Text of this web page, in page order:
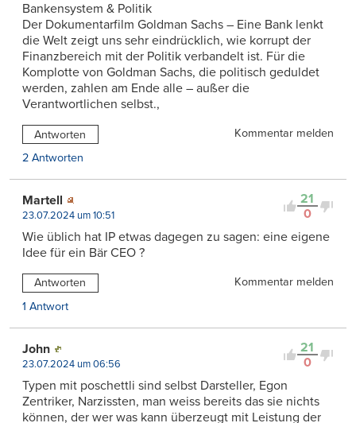
Bankensystem & Politik
Der Dokumentarfilm Goldman Sachs – Eine Bank lenkt
die Welt zeigt uns sehr eindrücklich, wie korrupt der
Finanzbereich mit der Politik verbandelt ist. Für die
Komplotte von Goldman Sachs, die politisch geduldet
werden, zahlen am Ende alle – außer die
Verantwortlichen selbst.,
Antworten
Kommentar melden
2 Antworten
21
0
Martell
23.07.2024 um 10:51
Wie üblich hat IP etwas dagegen zu sagen: eine eigene
Idee für ein Bär CEO ?
Antworten
Kommentar melden
1 Antwort
21
0
John
23.07.2024 um 06:56
Typen mit poschettli sind selbst Darsteller, Egon
Zentriker, Narzissten, man weiss bereits das sie nichts
können, der wer was kann überzeugt mit Leistung der